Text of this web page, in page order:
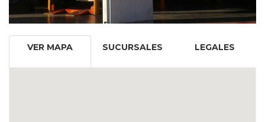
VER MAPA SUCURSALES LEGALES